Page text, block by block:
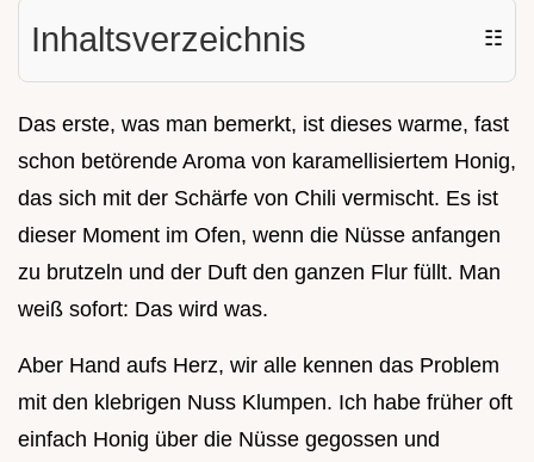
Inhaltsverzeichnis ☷
Das erste, was man bemerkt, ist dieses warme, fast
schon betörende Aroma von karamellisiertem Honig,
das sich mit der Schärfe von Chili vermischt. Es ist
dieser Moment im Ofen, wenn die Nüsse anfangen
zu brutzeln und der Duft den ganzen Flur füllt. Man
weiß sofort: Das wird was.
Aber Hand aufs Herz, wir alle kennen das Problem
mit den klebrigen Nuss Klumpen. Ich habe früher oft
einfach Honig über die Nüsse gegossen und